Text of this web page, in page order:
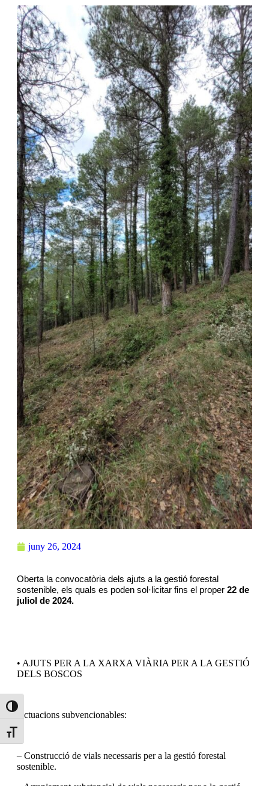
Toggle High Contrast
Toggle Font size
juny 26, 2024
Oberta la convocatòria dels ajuts a la gestió forestal
sostenible, els quals es poden sol·licitar fins el proper 22 de
juliol de 2024.
• AJUTS PER A LA XARXA VIÀRIA PER A LA GESTIÓ
DELS BOSCOS
Actuacions subvencionables:
– Construcció de vials necessaris per a la gestió forestal
sostenible.